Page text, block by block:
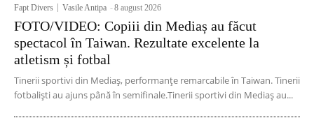
Fapt Divers Vasile Antipa -8 august 2026
FOTO/VIDEO: Copiii din Mediaș au făcut
spectacol în Taiwan. Rezultate excelente la
atletism și fotbal
Tinerii sportivi din Mediaș, performanțe remarcabile în Taiwan. Tinerii
fotbaliști au ajuns până în semifinale.Tinerii sportivi din Mediaș au...